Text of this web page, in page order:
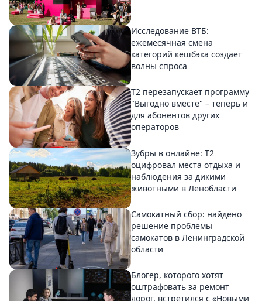
Исследование ВТБ:
ежемесячная смена
категорий кешбэка создает
волны спроса
Т2 перезапускает программу
"Выгодно вместе" – теперь и
для абонентов других
операторов
Зубры в онлайне: Т2
оцифровал места отдыха и
наблюдения за дикими
животными в Ленобласти
Самокатный сбор: найдено
решение проблемы
самокатов в Ленинградской
области
Блогер, которого хотят
оштрафовать за ремонт
дорог, встретился с «Новыми